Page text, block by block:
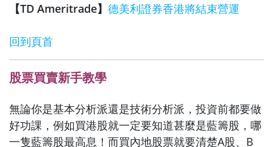
【TD Ameritrade】 德美利證券香港將結束營運
回到頁首
股票買賣新手教學
無論你是基本分析派還是技術分析派，投資前都要做
好功課，例如買港股就一定要知道甚麼是藍籌股，哪
一隻藍籌股最高息！而買內地股票就要清楚A股、B